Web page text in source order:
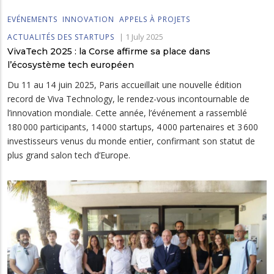
EVÉNEMENTS INNOVATION APPELS À PROJETS
ACTUALITÉS DES STARTUPS
| 1 July 2025
VivaTech 2025 : la Corse affirme sa place dans
l’écosystème tech européen
Du 11 au 14 juin 2025, Paris accueillait une nouvelle édition
record de Viva Technology, le rendez-vous incontournable de
l’innovation mondiale. Cette année, l’événement a rassemblé
180 000 participants, 14 000 startups, 4 000 partenaires et 3 600
investisseurs venus du monde entier, confirmant son statut de
plus grand salon tech d’Europe.